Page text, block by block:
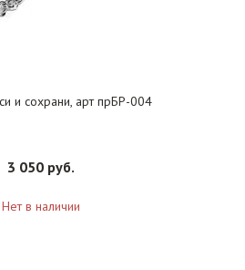
и сохрани, арт прБР-004
3 050 руб.
Нет в наличии